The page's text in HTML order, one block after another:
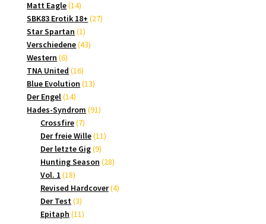
Matt Eagle 1414
Produkte
SBK83 Erotik 18+ 2727
Star Spartan 11
Produkt
Verschiedene 4343
Western 66
Produkte
TNA United 1616
Produkte
Blue Evolution 1313
Der Engel 1414
Produkte
Hades-Syndrom 9191
Crossfire 77
Produkte
Der freie Wille 1111
Der letzte Gig 99
Produkte
Hunting Season 2828
Vol. 1 1818
Produkte
Revised Hardcover 44
Der Test 33
Produkte
Epitaph 1111